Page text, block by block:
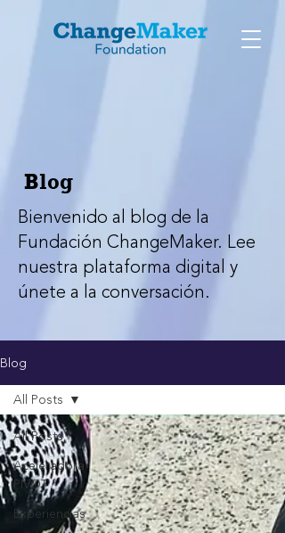
Blog
Bienvenido al blog de la
Fundación ChangeMaker. Lee
nuestra plataforma digital y
únete a la conversación.
Blog
All Posts
Aceleradora
PIVOT
Experiencias
All Posts